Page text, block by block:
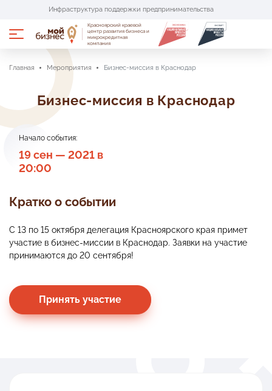
Инфраструктура поддержки предпринимательства
Портал имущественной поддержки
Портал поставщиков «Сделано в крае»
Красноярский краевой
центр развития бизнеса и
микрокредитная
компания
Услуги и меры поддержки
Центры поддержки
О проекте
Пресс-центр
Аренда помещений
Календарь мероприятий
Закупки
Главная Мероприятия Бизнес-миссия в Краснодар
Бизнес-миссия в Краснодар
Начало события:
19 сен — 2021 в
20:00
Кратко о событии
С 13 по 15 октября делегация Красноярского края примет
участие в бизнес-миссии в Краснодар. Заявки на участие
принимаются до 20 сентября!
Принять участие